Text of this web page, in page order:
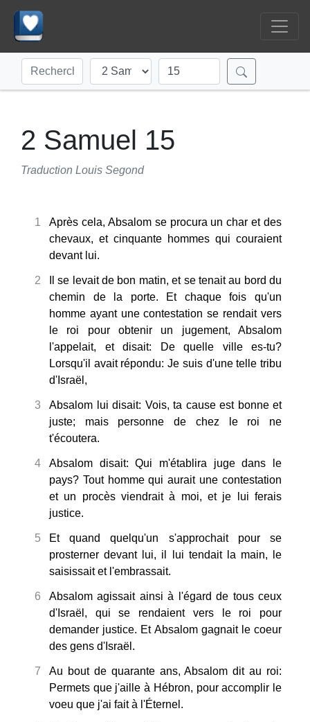
2 Samuel 15
Traduction Louis Segond
1
Après cela, Absalom se procura un char et des
chevaux, et cinquante hommes qui couraient
devant lui.
2
Il se levait de bon matin, et se tenait au bord du
chemin de la porte. Et chaque fois qu'un
homme ayant une contestation se rendait vers
le roi pour obtenir un jugement, Absalom
l'appelait, et disait: De quelle ville es-tu?
Lorsqu'il avait répondu: Je suis d'une telle tribu
d'Israël,
3
Absalom lui disait: Vois, ta cause est bonne et
juste; mais personne de chez le roi ne
t'écoutera.
4
Absalom disait: Qui m'établira juge dans le
pays? Tout homme qui aurait une contestation
et un procès viendrait à moi, et je lui ferais
justice.
5
Et quand quelqu'un s'approchait pour se
prosterner devant lui, il lui tendait la main, le
saisissait et l'embrassait.
6
Absalom agissait ainsi à l'égard de tous ceux
d'Israël, qui se rendaient vers le roi pour
demander justice. Et Absalom gagnait le coeur
des gens d'Israël.
7
Au bout de quarante ans, Absalom dit au roi:
Permets que j'aille à Hébron, pour accomplir le
voeu que j'ai fait à l'Éternel.